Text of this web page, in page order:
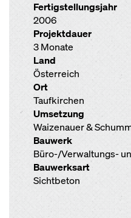
Fertigstellungsjahr
2006
Projektdauer
3 Monate
Land
Österreich
Ort
Taufkirchen
Umsetzung
Waizenauer &
Bauwerk
Büro-/Verwaltungs-
Bauwerksart
Sichtbeton